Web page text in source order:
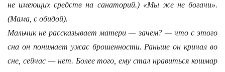
не имеющих средств на санаторий.) «Мы же не богачи».
(Мама, с обидой).
Мальчик не рассказывает матери — зачем? — что с этого
сна он понимает ужас брошенности. Раньше он кричал во
сне, сейчас — нет. Более того, ему стал нравиться кошмар